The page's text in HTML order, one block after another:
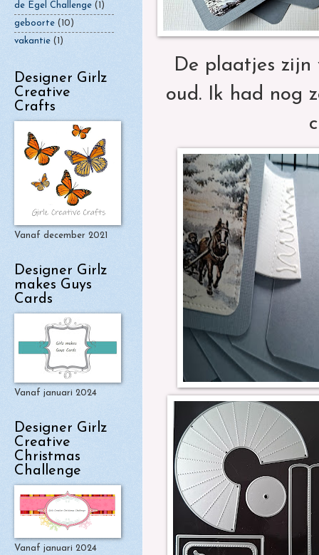
De plaatjes
oud. Ik had nog
de Egel Challenge (1)
geboorte (10)
vakantie (1)
Designer Girlz
Creative
Crafts
Vanaf december 2021
Designer Girlz
makes Guys
Cards
Vanaf januari 2024
Designer Girlz
Creative
Christmas
Challenge
Vanaf januari 2024